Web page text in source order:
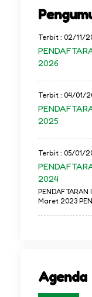
Terbit : 02/11/
2026
Terbit : 04/01/
2025
Terbit : 05/01/
2024
PENDAFTARAN
Maret 2023
Agenda